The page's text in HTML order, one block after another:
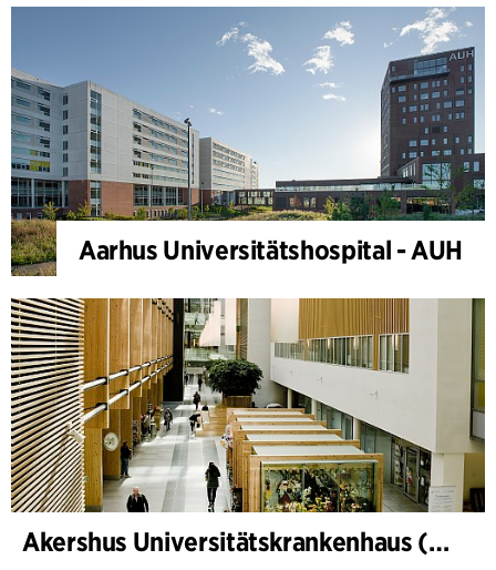
Aarhus Universitätshospital - AUH
Akershus Universitätskrankenhaus (Nye Ahus)